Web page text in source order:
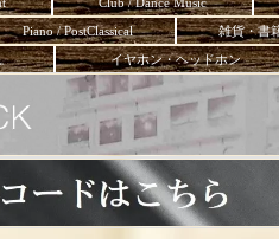
Piano / PostClassical
雑貨・書
イヤホン・ヘッドホン